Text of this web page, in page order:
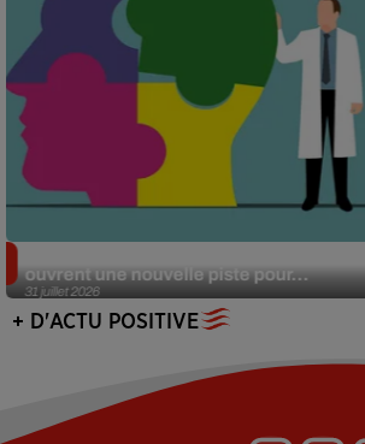
31 juillet 2026
ouvrent une nouvelle piste pour...
+ D'ACTU POSITIVE